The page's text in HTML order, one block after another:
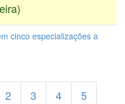
cinco especializações a
2 3 4
5